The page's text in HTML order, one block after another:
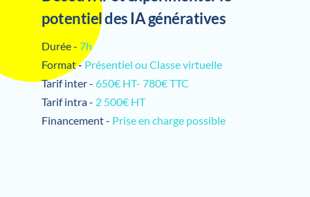
potentiel des IA génératives
Durée - 7h
Format - Présentiel ou Classe virtuelle
Tarif inter - 650€ HT- 780€ TTC
Tarif intra - 2 500€ HT
Financement - Prise en charge possible